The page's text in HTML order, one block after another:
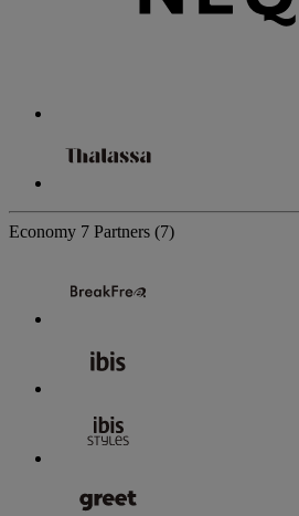
Economy 7 Partners (7)